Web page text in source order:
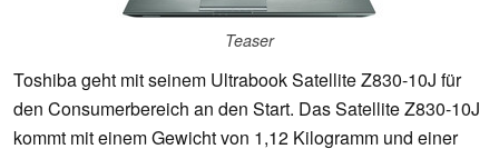
Teaser
Toshiba geht mit seinem Ultrabook Satellite Z830-10J für
den Consumerbereich an den Start. Das Satellite Z830-10J
kommt mit einem Gewicht von 1,12 Kilogramm und einer